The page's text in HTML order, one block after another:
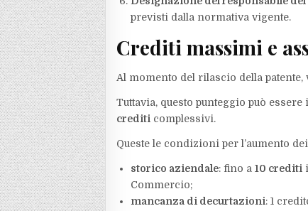
previsti dalla normativa vigente.
Crediti massimi e
Al momento del rilascio della
Tuttavia, questo punteggio può
crediti complessivi.
Queste le condizioni per l’aumento
storico aziendale: fino a10 crediti
Commercio;
mancanza di decurtazioni: 1